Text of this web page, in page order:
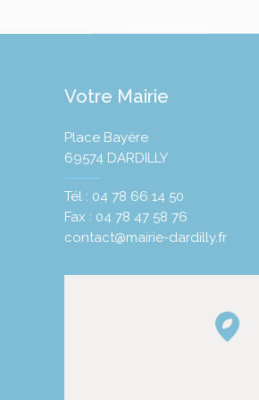
Votre Mairie
Place Bayère
69574 DARDILLY
Tél : 04 78 66 14 50
Fax : 04 78 47 58 76
contact@mairie-dardilly.fr